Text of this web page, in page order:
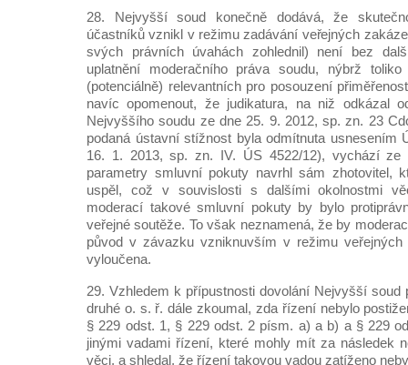
28. Nejvyšší soud konečně dodává, že
účastníků vznikl v režimu zadávání veřejných
svých právních úvahách zohlednil) není bez
uplatnění moderačního práva soudu, nýbrž
(potenciálně) relevantních pro posouzení
navíc opomenout, že judikatura, na niž odkázal
Nejvyššího soudu ze dne 25. 9. 2012, sp. zn. 23
podaná ústavní stížnost byla odmítnuta usnesením
16. 1. 2013, sp. zn. IV. ÚS 4522/12), vychází ze
parametry smluvní pokuty navrhl sám zhotovitel,
uspěl, což v souvislosti s dalšími okolnostmi
moderací takové smluvní pokuty by bylo
veřejné soutěže. To však neznamená, že by
původ v závazku vzniknuvším v režimu veřejných
vyloučena.
29. Vzhledem k přípustnosti dovolání Nejvyšší soud
druhé o. s. ř. dále zkoumal, zda řízení nebylo
§ 229 odst. 1, § 229 odst. 2 písm. a) a b) a § 229
jinými vadami řízení, které mohly mít za následek
věci, a shledal, že řízení takovou vadou zatíženo